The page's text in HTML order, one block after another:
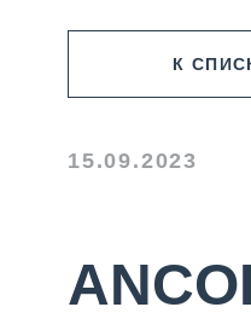
К
15.09.2023